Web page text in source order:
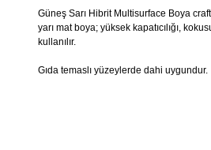
Güneş Sarı Hibrit Multisurface Boya
yarı mat boya; yüksek kapatıcılığı,
kullanılır.
Gıda temaslı yüzeylerde dahi uygundur.